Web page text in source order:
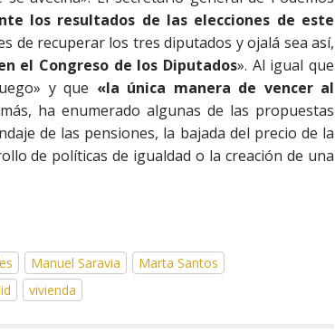
los resultados de las elecciones de este
de recuperar los tres diputados y ojalá sea así,
el Congreso de los Diputados». Al igual que
y que «la única manera de vencer al
ha enumerado algunas de las propuestas
de las pensiones, la bajada del precio de la
de políticas de igualdad o la creación de una
Manuel Saravia
Marta Santos
vivienda